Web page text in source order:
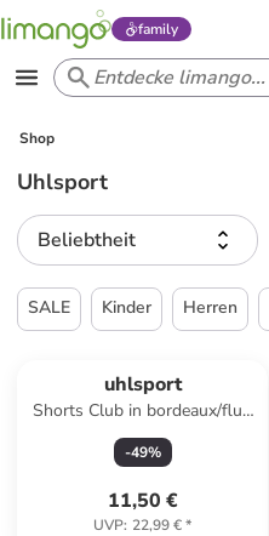
family
Shop
Uhlsport
Beliebtheit
SALE Kinder Herren
uhlsport
Shorts Club in bordeaux/fluo
gelb
-49%
11,50 €
UVP: 22,99 €*